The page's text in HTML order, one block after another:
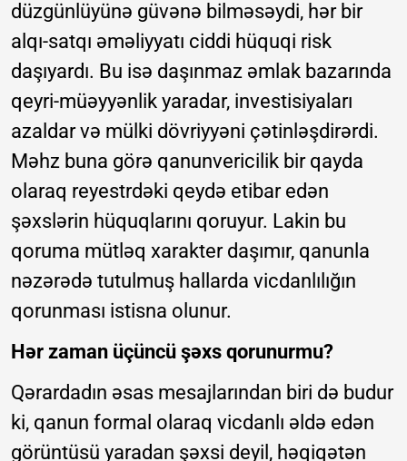
düzgünlüyünə güvənə bilməsəydi, hər bir
alqı-satqı əməliyyatı ciddi hüquqi risk
daşıyardı. Bu isə daşınmaz əmlak bazarında
qeyri-müəyyənlik yaradar, investisiyaları
azaldar və mülki dövriyyəni çətinləşdirərdi.
Məhz buna görə qanunvericilik bir qayda
olaraq reyestrdəki qeydə etibar edən
şəxslərin hüquqlarını qoruyur. Lakin bu
qoruma mütləq xarakter daşımır, qanunla
nəzərədə tutulmuş hallarda vicdanlılığın
qorunması istisna olunur.
Hər zaman üçüncü şəxs qorunurmu?
Qərardadın əsas mesajlarından biri də budur
ki, qanun formal olaraq vicdanlı əldə edən
görüntüsü yaradan şəxsi deyil, həqiqətən